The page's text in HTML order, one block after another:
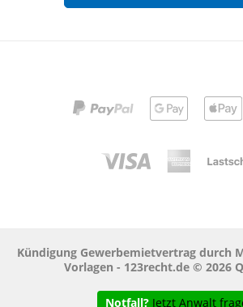
Kündigung Gewerbemietvertrag durch
Vorlagen - 123recht.de © 2026
Notfall? Jetzt Anwalt